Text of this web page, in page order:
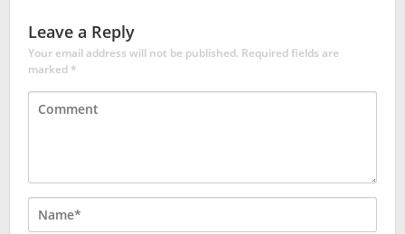
Leave a Reply
Your email address will not be published. Required fields are
marked*